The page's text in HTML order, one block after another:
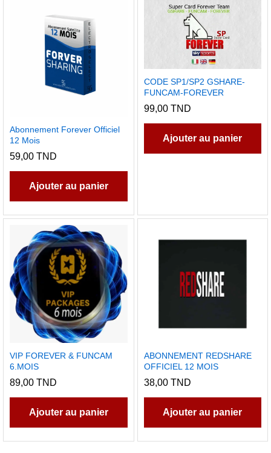
Abonnement Forever Officiel
12 Mois
59,00 TND
Ajouter au panier
CODE SP1/SP2 GSHARE-
FUNCAM-FOREVER
99,00 TND
Ajouter au panier
VIP FOREVER & FUNCAM
6.MOIS
89,00 TND
Ajouter au panier
ABONNEMENT REDSHARE
OFFICIEL 12 MOIS
38,00 TND
Ajouter au panier